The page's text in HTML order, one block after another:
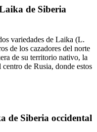
de Siberia
variedades de Laika (L.
de los cazadores del norte
de su territorio nativo, la
de Rusia, donde estos
de Siberia occidental